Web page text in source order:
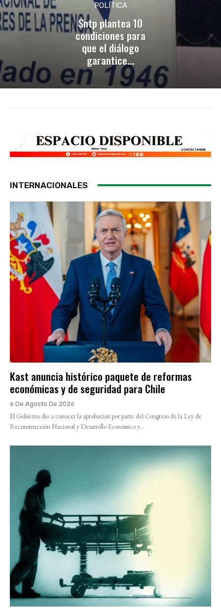
POLÍTICA
Sntp plantea 10
condiciones para
que el diálogo
garantice...
INTERNACIONALES
Kast anuncia histórico paquete de reformas
económicas y de seguridad para Chile
6 De Agosto De 2026
El Gobierno dio a conocer la aprobación por parte del Congreso de la Ley de
Reconstrucción Nacional y Desarrollo Económico y...